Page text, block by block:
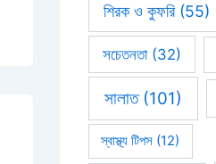
শিরক ও কুফরি(55)
সচেতনতা(32)
সালাত(101)
স্বাস্থ্য টিপস (12)